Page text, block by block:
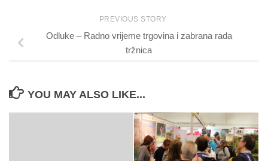
PREVIOUS STORY
Odluke – Radno vrijeme trgovina i zabrana rada
tržnica
YOU MAY ALSO LIKE...